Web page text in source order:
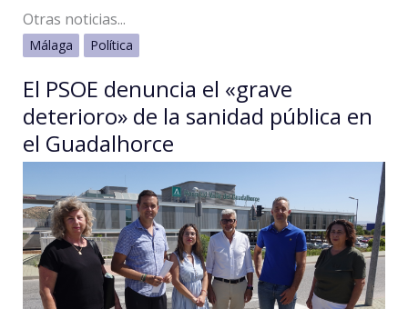
Otras noticias...
Málaga Política
El PSOE denuncia el «grave
deterioro» de la sanidad pública en
el Guadalhorce